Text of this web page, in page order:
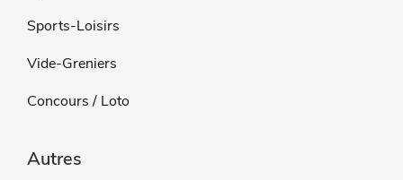
Sports-Loisirs
Vide-Greniers
Concours / Loto
Autres